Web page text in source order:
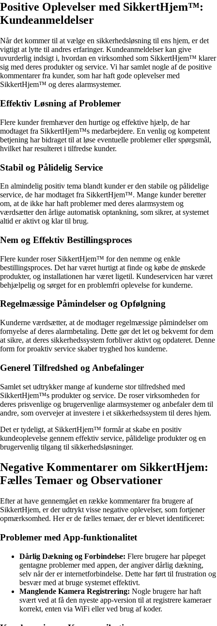
Positive Oplevelser med SikkertHjem™:
Kundeanmeldelser
Når det kommer til at vælge en sikkerhedsløsning til ens hjem, er det
vigtigt at lytte til andres erfaringer. Kundeanmeldelser kan give
uvurderlig indsigt i, hvordan en virksomhed som SikkertHjem™ klarer
sig med deres produkter og service. Vi har samlet nogle af de positive
kommentarer fra kunder, som har haft gode oplevelser med
SikkertHjem™ og deres alarmsystemer.
Effektiv Løsning af Problemer
Flere kunder fremhæver den hurtige og effektive hjælp, de har
modtaget fra SikkertHjem™s medarbejdere. En venlig og kompetent
betjening har bidraget til at løse eventuelle problemer eller spørgsmål,
hvilket har resulteret i tilfredse kunder.
Stabil og Pålidelig Service
En almindelig positiv tema blandt kunder er den stabile og pålidelige
service, de har modtaget fra SikkertHjem™. Mange kunder beretter
om, at de ikke har haft problemer med deres alarmsystem og
værdsætter den årlige automatisk optankning, som sikrer, at systemet
altid er aktivt og klar til brug.
Nem og Effektiv Bestillingsproces
Flere kunder roser SikkertHjem™ for den nemme og enkle
bestillingsproces. Det har været hurtigt at finde og købe de ønskede
produkter, og installationen har været ligetil. Kundeservicen har været
behjælpelig og sørget for en problemfri oplevelse for kunderne.
Regelmæssige Påmindelser og Opfølgning
Kunderne værdsætter, at de modtager regelmæssige påmindelser om
fornyelse af deres alarmbetaling. Dette gør det let og bekvemt for dem
at sikre, at deres sikkerhedssystem forbliver aktivt og opdateret. Denne
form for proaktiv service skaber tryghed hos kunderne.
Generel Tilfredshed og Anbefalinger
Samlet set udtrykker mange af kunderne stor tilfredshed med
SikkertHjem™s produkter og service. De roser virksomheden for
deres prisvenlige og brugervenlige alarmsystemer og anbefaler dem til
andre, som overvejer at investere i et sikkerhedssystem til deres hjem.
Det er tydeligt, at SikkertHjem™ formår at skabe en positiv
kundeoplevelse gennem effektiv service, pålidelige produkter og en
brugervenlig tilgang til sikkerhedsløsninger.
Negative Kommentarer om SikkertHjem:
Fælles Temaer og Observationer
Efter at have gennemgået en række kommentarer fra brugere af
SikkertHjem, er der udtrykt visse negative oplevelser, som fortjener
opmærksomhed. Her er de fælles temaer, der er blevet identificeret:
Problemer med App-funktionalitet
Dårlig Dækning og Forbindelse: Flere brugere har påpeget
gentagne problemer med appen, der angiver dårlig dækning,
selv når der er internetforbindelse. Dette har ført til frustration og
besvær med at bruge systemet effektivt.
Manglende Kamera Registrering: Nogle brugere har haft
svært ved at få den nyeste app-version til at registrere kameraer
korrekt, enten via WiFi eller ved brug af koder.